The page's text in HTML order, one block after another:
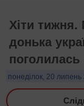
Хіти тижня.
донька
понеділок, 20